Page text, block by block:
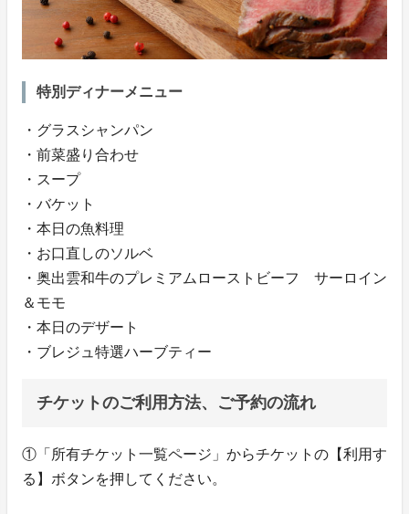
特別ディナーメニュー
・グラスシャンパン
・前菜盛り合わせ
・スープ
・バケット
・本日の魚料理
・お口直しのソルベ
・奥出雲和牛のプレミアムローストビーフ サーロイン
＆モモ
・本日のデザート
・ブレジュ特選ハーブティー
チケットのご利用方法、ご予約の流れ
①「所有チケット一覧ページ」からチケットの【利用す
る】ボタンを押してください。